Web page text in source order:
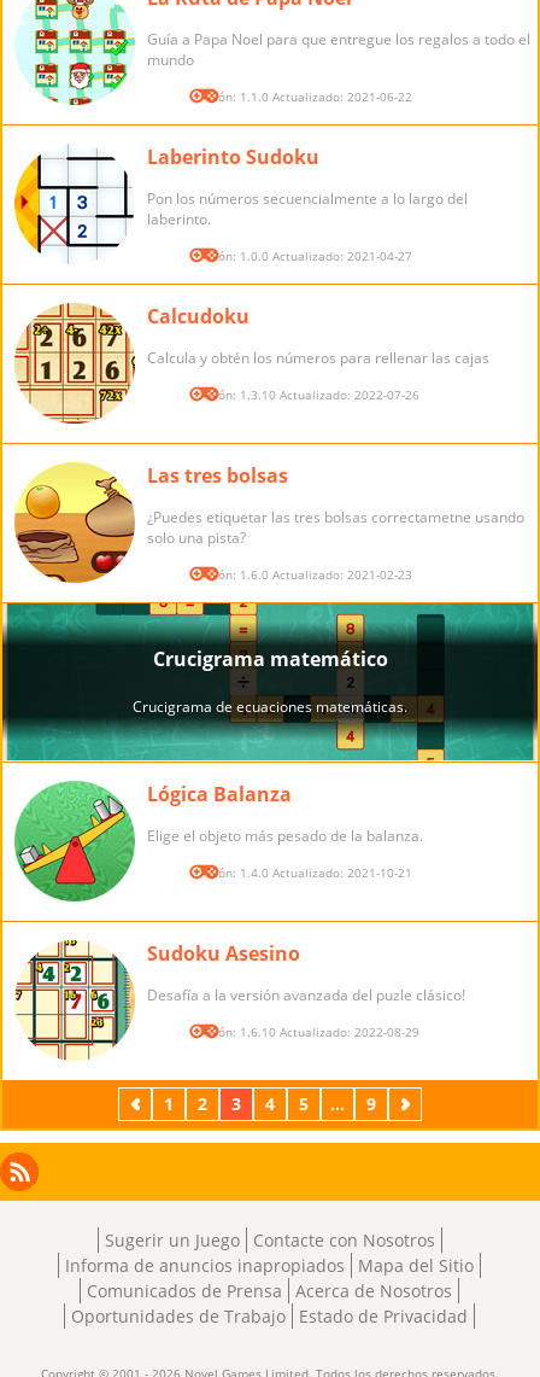
Guía a Papa Noel para que entregue los regalos a todo el
mundo
Versión: 1.1.0 Actualizado: 2021-06-22
Laberinto Sudoku
Pon los números secuencialmente a lo largo del
laberinto.
Versión: 1.0.0 Actualizado: 2021-04-27
Calcudoku
Calcula y obtén los números para rellenar las cajas
Versión: 1.3.10 Actualizado: 2022-07-26
Las tres bolsas
¿Puedes etiquetar las tres bolsas correctametne usando
solo una pista?
Versión: 1.6.0 Actualizado: 2021-02-23
Lógica Balanza
Elige el objeto más pesado de la balanza.
Versión: 1.4.0 Actualizado: 2021-10-21
Sudoku Asesino
Desafía a la versión avanzada del puzle clásico!
Versión: 1.6.10 Actualizado: 2022-08-29
Previos
1 2 3 4 5 ... 9 Próximos
Facebook
Instagram
X
LinkedIn
RSS
Sugerir un Juego
Contacte con Nosotros
Informa de anuncios inapropiados
Mapa del Sitio
Comunicados de Prensa
Acerca de Nosotros
Oportunidades de Trabajo
Estado de Privacidad
Copyright © 2001 - 2026 Novel Games Limited. Todos los derechos reservados.